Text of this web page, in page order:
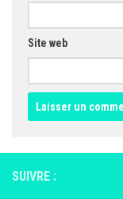
Site web
SUIVRE :